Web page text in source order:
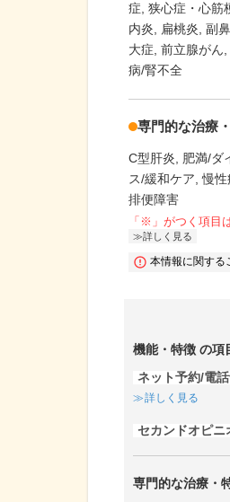
症 狭心症・心筋
内炎
扁桃炎 副
大症 前立腺がん
病/腎不全
専門的な治療
C型肝炎 肥満/ダ
ス/緩和ケア 慢性
排便障害
「※」がつく項目
詳しく見る
本情報に関する
機能・特徴 の項
ネット予約/電
詳しく見る
セカンドオピニ
専門的な治療・